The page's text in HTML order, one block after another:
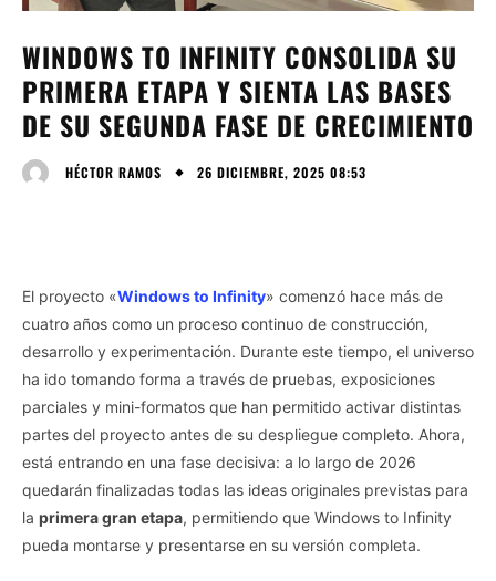
WINDOWS TO INFINITY CONSOLIDA SU
PRIMERA ETAPA Y SIENTA LAS BASES
DE SU SEGUNDA FASE DE CRECIMIENTO
HÉCTOR RAMOS 26 DICIEMBRE, 2025 08:53
El proyecto «Windows to Infinity» comenzó hace más de
cuatro años como un proceso continuo de construcción,
desarrollo y experimentación. Durante este tiempo, el universo
ha ido tomando forma a través de pruebas, exposiciones
parciales y mini-formatos que han permitido activar distintas
partes del proyecto antes de su despliegue completo. Ahora,
está entrando en una fase decisiva: a lo largo de 2026
quedarán finalizadas todas las ideas originales previstas para
la primera gran etapa, permitiendo que Windows to Infinity
pueda montarse y presentarse en su versión completa.